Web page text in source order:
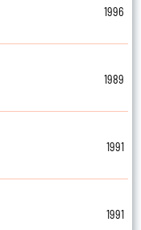
1996
1989
1991
1991